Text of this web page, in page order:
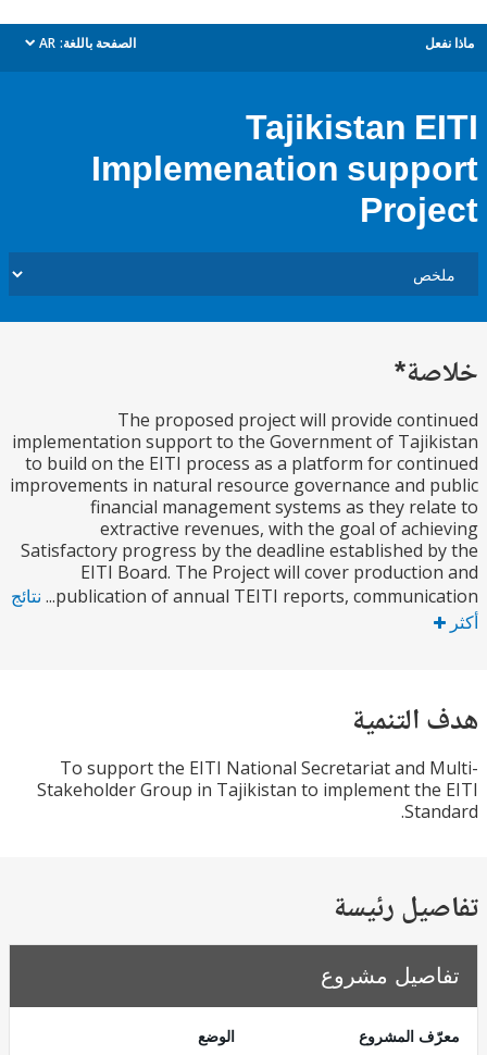
الصفحة باللغة: AR
dropdown
Tajikistan
Implemenation
The proposed project will provide
implementation support to the Government of
to build on the EITI process as a platform for
improvements in natural resource governance and
financial management systems as they
extractive revenues, with the goal of
Satisfactory progress by the deadline established
EITI Board. The Project will cover
publication of annual TEITI reports, نتائج
To support the EITI National Secretariat and
Stakeholder Group in Tajikistan to implement
رئيسة
مشروع
المشروع